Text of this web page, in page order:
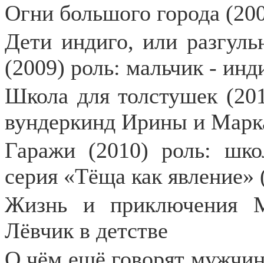
Огни большого города
Дети индиго, или
(2009) роль: мальчик -
Школа для толстушек
вундеркинд Ирины и
Гаражи (2010) роль:
серия «Тёща как явление»
Жизнь и приключения
Лёвчик в детстве